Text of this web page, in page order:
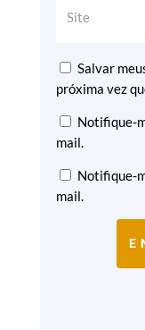
Salvar
próxima vez
Notifique-
mail.
Notifique-
mail.